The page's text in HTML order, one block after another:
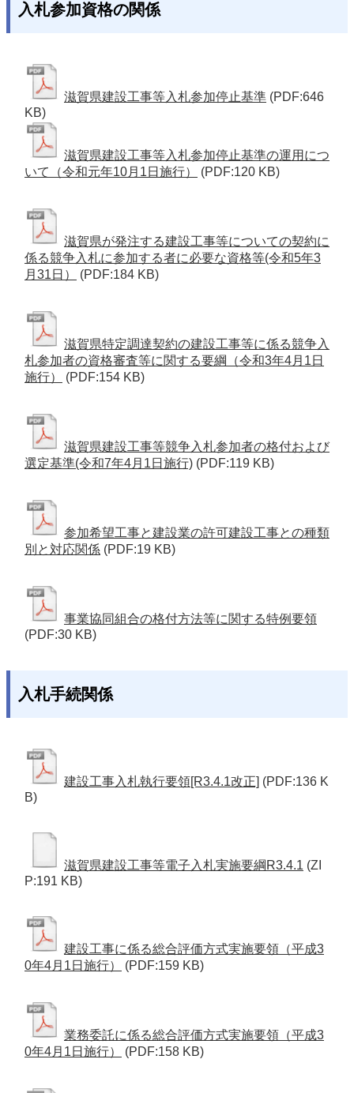
入札参加資格の関係
滋賀県建設工事等入札参加停止基準 (PDF:646
KB)
滋賀県建設工事等入札参加停止基準の運用につ
いて（令和元年10月1日施行）
(PDF:120 KB)
滋賀県が発注する建設工事等についての契約に
係る競争入札に参加する者に必要な資格等(令和5年3
月31日）
(PDF:184 KB)
滋賀県特定調達契約の建設工事等に係る競争入
札参加者の資格審査等に関する要綱（令和3年4月1日
施行）
(PDF:154 KB)
滋賀県建設工事等競争入札参加者の格付および
選定基準(令和7年4月1日施行) (PDF:119 KB)
参加希望工事と建設業の許可建設工事との種類
別と対応関係 (PDF:19 KB)
事業協同組合の格付方法等に関する特例要領
(PDF:30 KB)
入札手続関係
建設工事入札執行要領[R3.4.1改正] (PDF:136 K
B)
滋賀県建設工事等電子入札実施要綱R3.4.1 (ZI
P:191 KB)
建設工事に係る総合評価方式実施要領（平成3
0年4月1日施行）
(PDF:159 KB)
業務委託に係る総合評価方式実施要領（平成3
0年4月1日施行）
(PDF:158 KB)